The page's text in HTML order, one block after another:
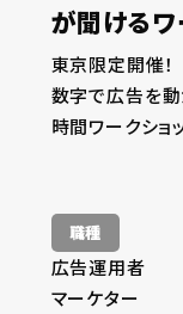
が聞けるワ
東京限定開催！
数字で広告を
時間ワークショ
職種
広告運用者
マーケター